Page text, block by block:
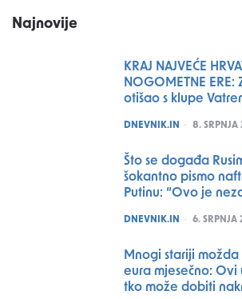
Najnovije
KRAJ NAJVEĆE
NOGOMETNE
otišao s klupe
POSTED
DNEVNIK.IN 8. SRPNJA
Što se događa
šokantno pismo
Putinu: “Ovo je
POSTED
DNEVNIK.IN 6. SRPNJA
Mnogi stariji možda
eura mjesečno: Ovi
tko može dobiti